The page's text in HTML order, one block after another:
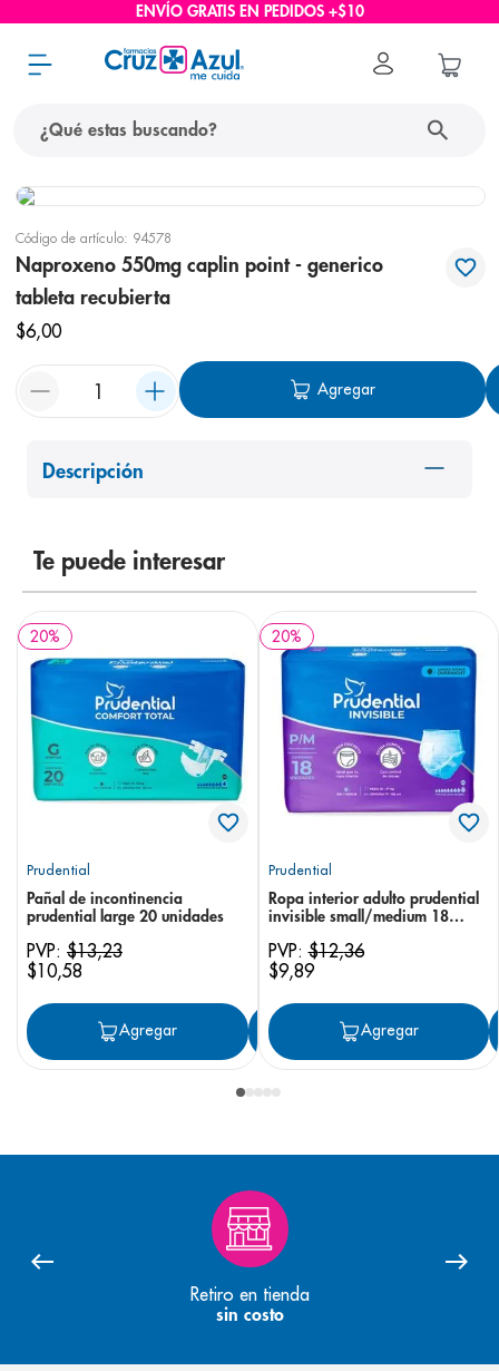
ENVÍO GRATIS EN PEDIDOS +$10
Código de artículo: 94578
Naproxeno 550mg caplin point - generico
tableta recubierta
$6,00
Agregar
Descripción
Te puede interesar
20%
Prudential
Pañal de incontinencia
prudential large 20 unidades
PVP: $13,23
$10,58
Agregar Agregar
20%
Prudential
Ropa interior adulto prudential
invisible small/medium 18
PVP:$12,36
$9,89
Agregar
Retiro en tienda
sin costo
términos más buscados
2. pañales
3.
4. cerave
shampoo
9 . pediasure